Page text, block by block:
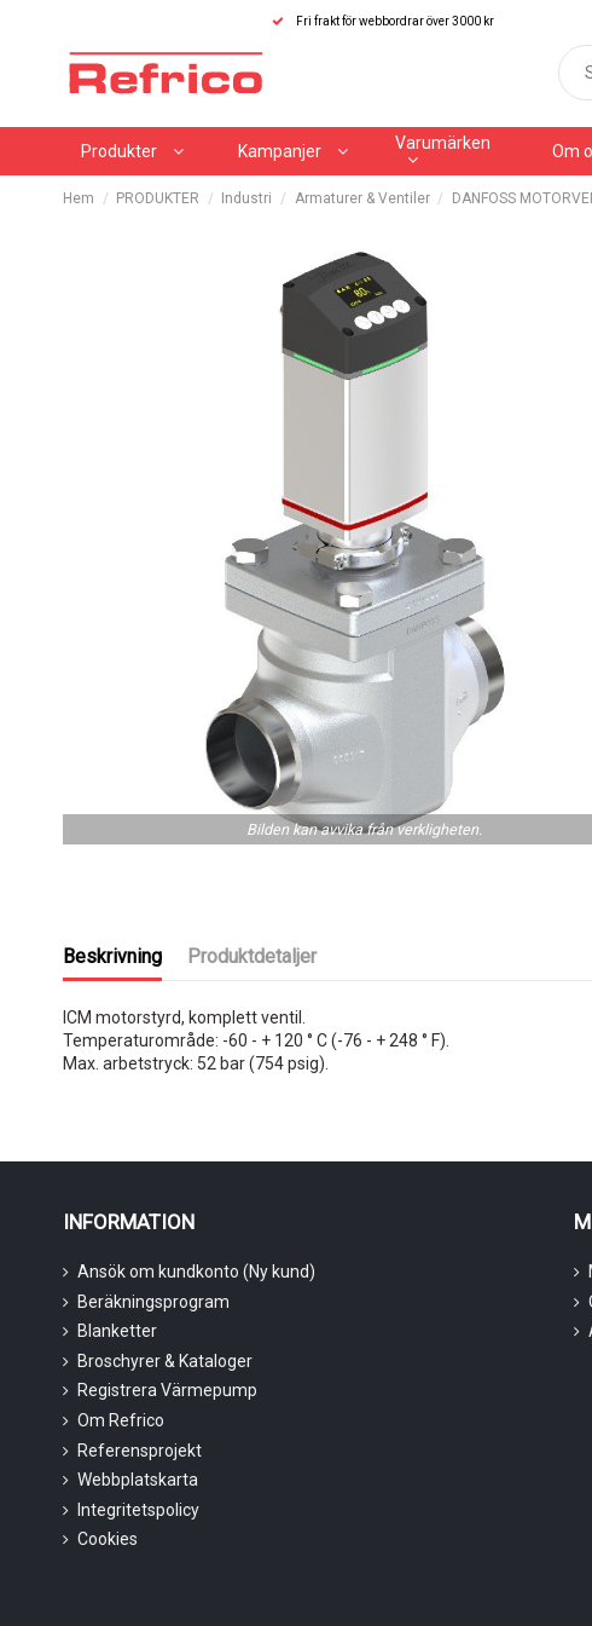
Fri frakt för webbordrar över 3000 kr
Produkter Kampanjer Varumärken Om
Hem PRODUKTER Industri Armaturer & Ventiler DANFOSS
Bilden kan avvika från verkligheten.
Beskrivning Produktdetaljer
ICM motorstyrd, komplett ventil.
Temperaturområde: -60 - + 120 ° C (-76 - + 248 ° F).
Max. arbetstryck: 52 bar (754 psig).
INFORMATION
Ansök om kundkonto (Ny kund)
Beräkningsprogram
Blanketter
Broschyrer & Kataloger
Registrera Värmepump
Om Refrico
Referensprojekt
Webbplatskarta
Integritetspolicy
Cookies